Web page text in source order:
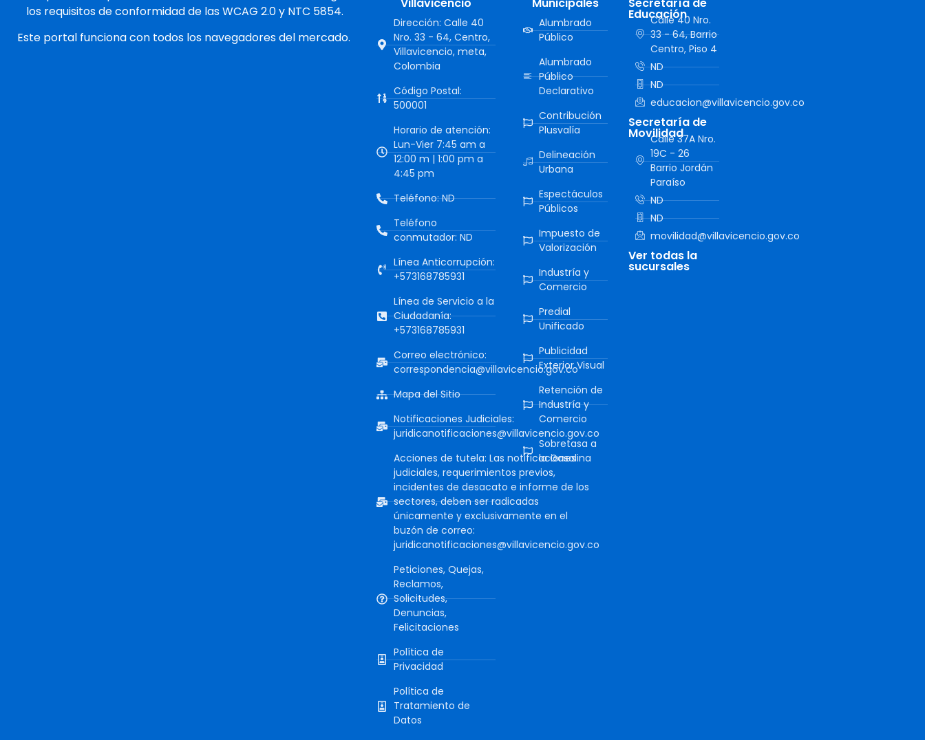
los requisitos de conformidad de las WCAG 2.0 y NTC 5854.
Este portal funciona con todos los navegadores del mercado.
Dirección: Calle 40
Nro. 33 - 64, Centro,
Villavicencio, meta,
Colombia
Código Postal:
500001
Horario de atención:
Lun-Vier 7:45 am a
12:00 m | 1:00 pm a
4:45 pm
Teléfono: ND
Teléfono
conmutador: ND
Línea Anticorrupción:
+573168785931
Línea de Servicio a la
Ciudadanía:
+573168785931
Correo electrónico:
correspondencia@villavicencio.gov.co
Mapa del Sitio
Notificaciones Judiciales:
juridicanotificaciones@villavicencio.gov.co
Acciones de tutela: Las notificaciones
judiciales, requerimientos previos,
incidentes de desacato e informe de los
sectores, deben ser radicadas
únicamente y exclusivamente en el
buzón de correo:
juridicanotificaciones@villavicencio.gov.co
Peticiones, Quejas,
Reclamos,
Solicitudes,
Denuncias,
Felicitaciones
Política de
Privacidad
Política de
Tratamiento de
Datos
Alumbrado
Público
Alumbrado
Público
Declarativo
Contribución
Plusvalía
Delineación
Urbana
Espectáculos
Públicos
Impuesto de
Valorización
Industría y
Comercio
Predial
Unificado
Publicidad
Exterior Visual
Retención de
Industría y
Comercio
Sobretasa a
la Gasolina
Educación
Calle 40 Nro.
33 - 64, Barrio
Centro, Piso 4
ND
ND
educacion@villavicencio.gov.co
Secretaría de
Movilidad
Calle 37A Nro.
19C - 26
Barrio Jordán
Paraíso
ND
ND
movilidad@villavicencio.gov.co
Ver todas la
sucursales